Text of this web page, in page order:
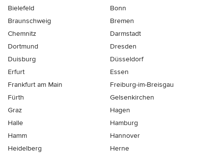
Bielefeld
Bonn
Braunschweig
Bremen
Chemnitz
Darmstadt
Dortmund
Dresden
Duisburg
Düsseldorf
Erfurt
Essen
Frankfurt am Main
Freiburg-im-Breisgau
Fürth
Gelsenkirchen
Graz
Hagen
Halle
Hamburg
Hamm
Hannover
Heidelberg
Herne